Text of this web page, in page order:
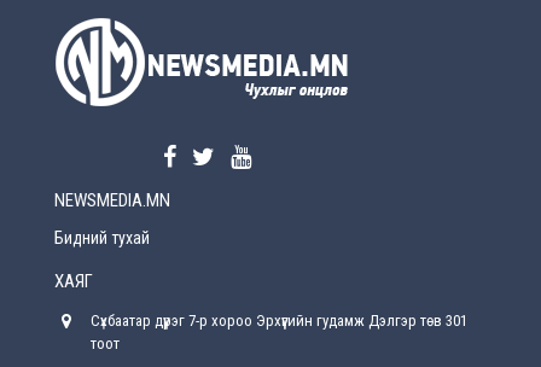
2026-08-5
2026-08-5
хүрсэн өгөөжөөрөө ажлаа үнэлж, хэрэгжилтээ
NEWSMEDIA.MN
Бидний тухай
ХАЯГ
Сүхбаатар дүүрэг 7-р хороо Эрхүүгийн гудамж Дэлгэр төв 301
тоот